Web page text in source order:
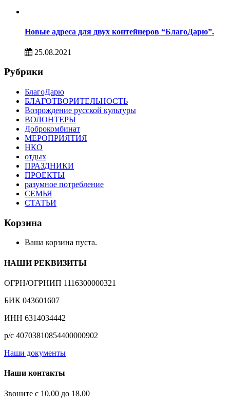
Новые адреса для двух контейнеров “БлагоДарю”.
25.08.2021
Рубрики
БлагоДарю
БЛАГОТВОРИТЕЛЬНОСТЬ
Возрождение русской культуры
ВОЛОНТЕРЫ
Доброкомбинат
МЕРОПРИЯТИЯ
НКО
отдых
ПРАЗДНИКИ
ПРОЕКТЫ
разумное потребление
СЕМЬЯ
СТАТЬИ
Корзина
Ваша корзина пуста.
НАШИ РЕКВИЗИТЫ
ОГРН/ОГРНИП 1116300000321
БИК 043601607
ИНН 6314034442
р/с 40703810854400000902
Наши документы
Наши контакты
Звоните с 10.00 до 18.00